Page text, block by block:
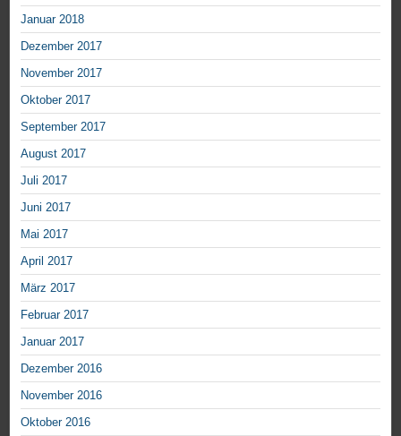
Januar 2018
Dezember 2017
November 2017
Oktober 2017
September 2017
August 2017
Juli 2017
Juni 2017
Mai 2017
April 2017
März 2017
Februar 2017
Januar 2017
Dezember 2016
November 2016
Oktober 2016